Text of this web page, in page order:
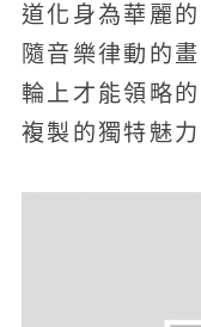
道化身為華麗
隨音樂律動的
輪上才能領略
複製的獨特魅力